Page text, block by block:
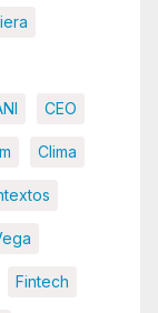
CEO
Clima
Fintech